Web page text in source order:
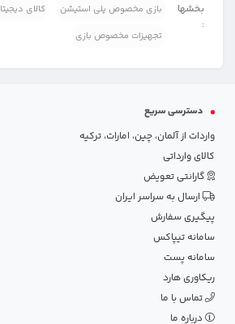
بخشها
:
بازی مخصوص پلی استیشن
کالای
تجهیزات مخصوص بازی
دسترسی سریع
واردات از آلمان، چین، امارات، ترکیه
کالای وارداتی
گارانتی تعویض
ارسال به سراسر ایران
پیگیری سفارش
سامانه تیپاکس
سامانه پست
ریکاوری هارد
تماس با ما
درباره ما